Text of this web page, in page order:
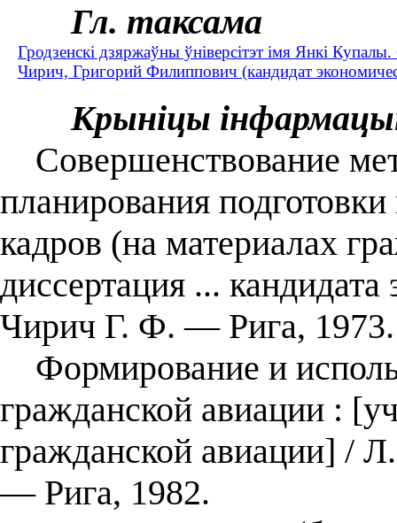
Гл. таксама
Гродзенскі дзяржаўны ўніверсітэт імя Янкі Купалы.
Чирич, Григорий Филиппович (кандидат
Крыніцы
Совершенствование
планирования
кадров (на материалах
диссертация ...
Чирич Г. Ф. — Рига, 1973.
Формирование и
гражданской авиации :
гражданской авиации] /
— Рига, 1982.